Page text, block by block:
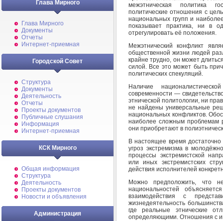
Глава Мирного
Глава Мирного
Документы
Отчеты
Интернет-приемная
Городской Совет
Структура
Документы
Деятельность
Отчеты
Проекты документов
Публичные слушания
Информация
Интернет-приемная
КСК Мирного
Общая информация
Структура
Деятельность
Проекты документов
Новости и объявления
Администрация
межэтническая политика
политические отношения с
национальных групп и
показывает практика, ни в
отрегулировать её положения.
Межэтнический конфликт
общественной жизни людей
крайне трудно, он может
силой. Все это может быть
политических спекуляций.
Наличие
современности —
этнической политологии, ни
не найдены универсальные
национальных конфликтов.
наиболее сложным проблемам
они приобретают в
В настоящее время
угроз экстремизма в
процессы экстремистской
или иных экстремистских
действия исполнителей
Можно предположить, что
национальностей
взаимодействия с
жизнедеятельность
где реальные этнические
определяющими. Отношения с